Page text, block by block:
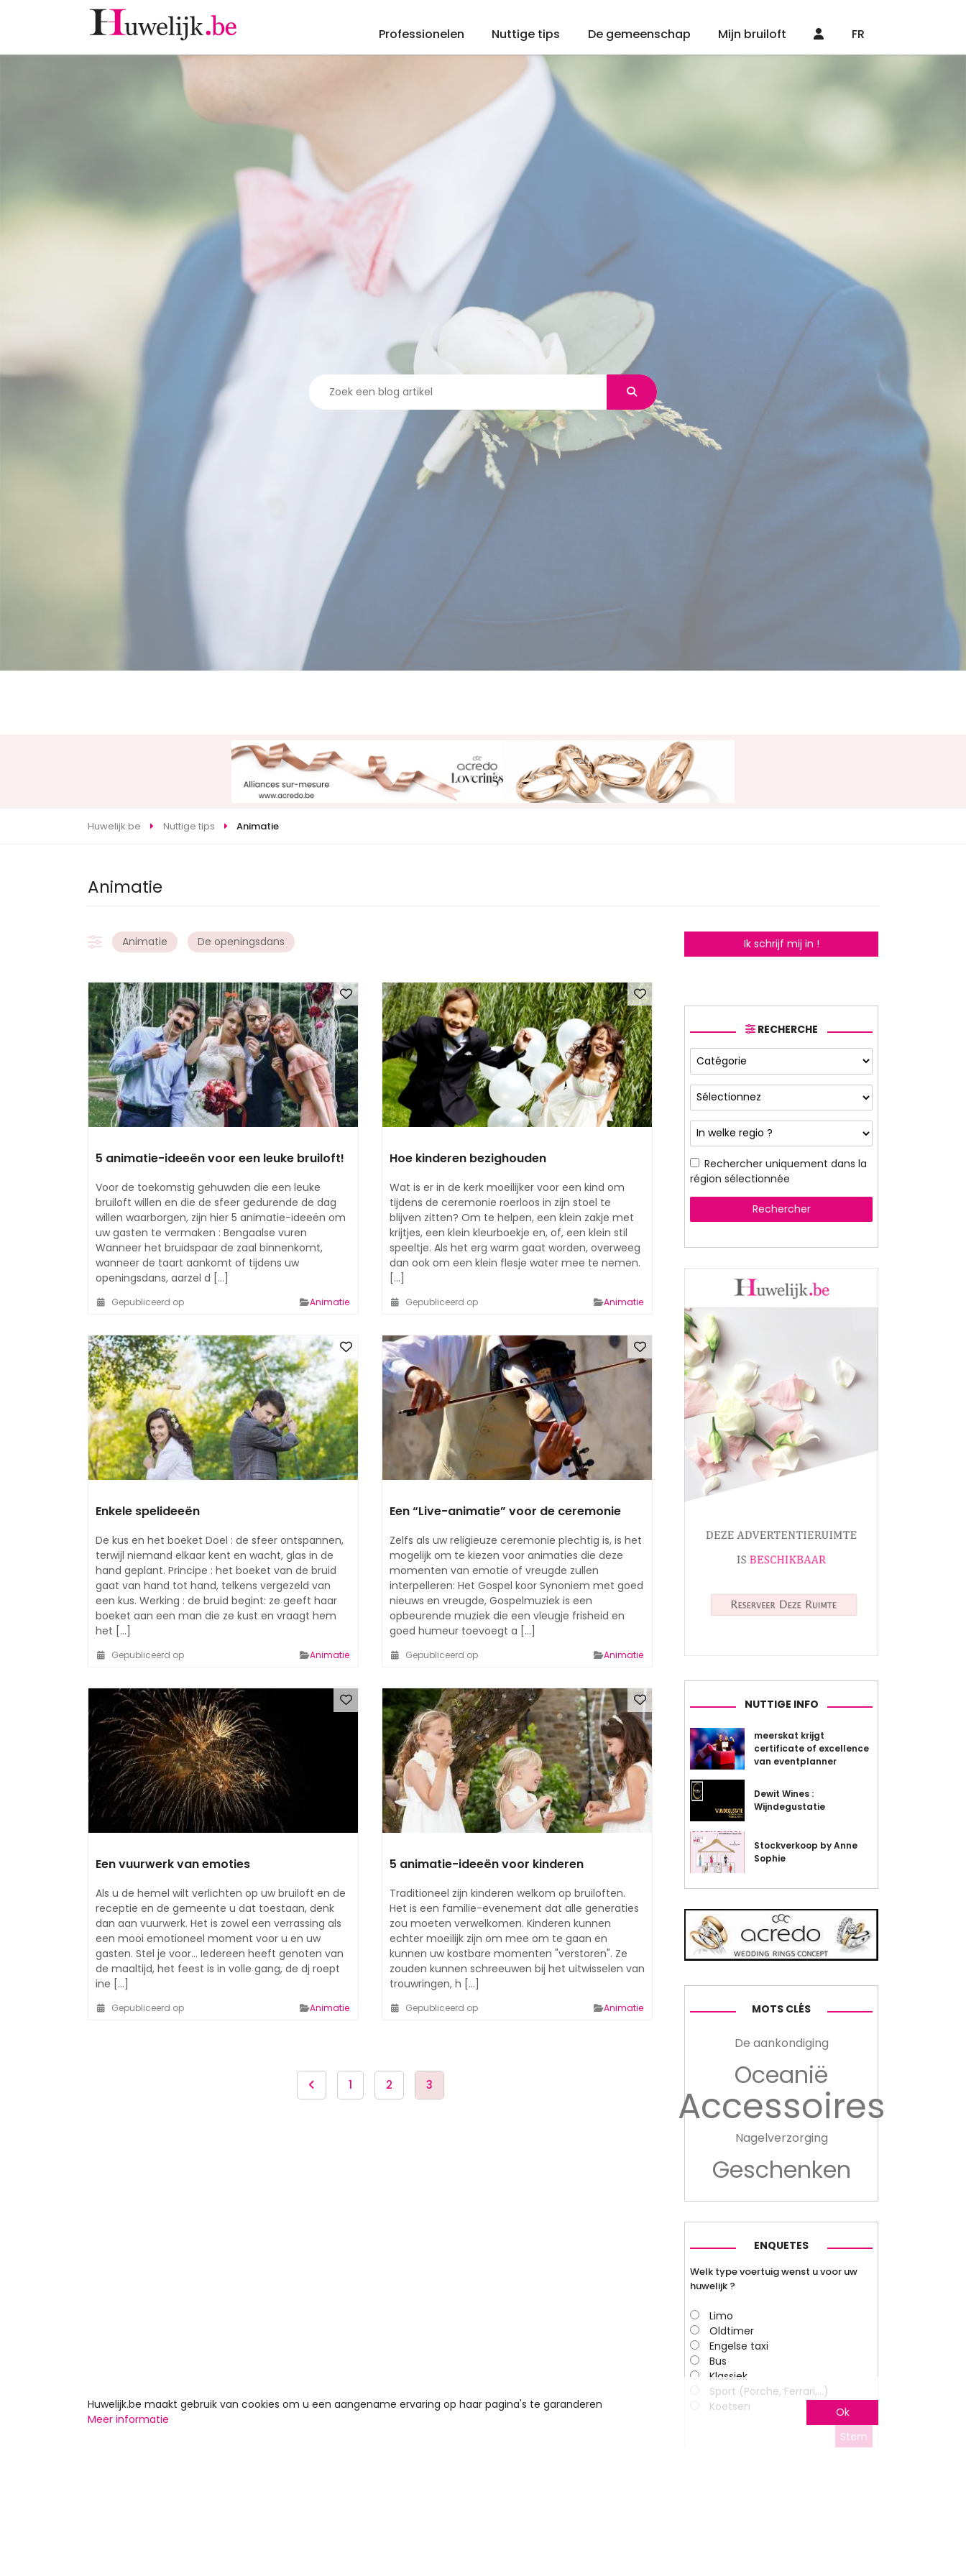
Professionelen Nuttige tips De gemeenschap Mijn bruiloft FR
Huwelijk.be Nuttige tips Animatie
Animatie
Animatie De openingsdans
5 animatie-ideeën voor een leuke bruiloft!
Voor de toekomstig gehuwden die een leuke
bruiloft willen en die de sfeer gedurende de dag
willen waarborgen, zijn hier 5 animatie-ideeën om
uw gasten te vermaken : Bengaalse vuren
Wanneer het bruidspaar de zaal binnenkomt,
wanneer de taart aankomt of tijdens uw
openingsdans, aarzel d [...]
Gepubliceerd op Animatie
Hoe kinderen bezighouden
Wat is er in de kerk moeilijker voor een kind om
tijdens de ceremonie roerloos in zijn stoel te
blijven zitten? Om te helpen, een klein zakje met
krijtjes, een klein kleurboekje en, of, een klein stil
speeltje. Als het erg warm gaat worden, overweeg
dan ook om een klein flesje water mee te nemen.
[...]
Gepubliceerd op Animatie
Enkele spelideeën
De kus en het boeket Doel : de sfeer ontspannen,
terwijl niemand elkaar kent en wacht, glas in de
hand geplant. Principe : het boeket van de bruid
gaat van hand tot hand, telkens vergezeld van
een kus. Werking : de bruid begint: ze geeft haar
boeket aan een man die ze kust en vraagt hem
het [...]
Gepubliceerd op Animatie
Een “Live-animatie” voor de ceremonie
Zelfs als uw religieuze ceremonie plechtig is, is het
mogelijk om te kiezen voor animaties die deze
momenten van emotie of vreugde zullen
interpelleren: Het Gospel koor Synoniem met goed
nieuws en vreugde, Gospelmuziek is een
opbeurende muziek die een vleugje frisheid en
goed humeur toevoegt a [...]
Gepubliceerd op Animatie
Een vuurwerk van emoties
Als u de hemel wilt verlichten op uw bruiloft en de
receptie en de gemeente u dat toestaan, denk
dan aan vuurwerk. Het is zowel een verrassing als
een mooi emotioneel moment voor u en uw
gasten. Stel je voor... Iedereen heeft genoten van
de maaltijd, het feest is in volle gang, de dj roept
ine [...]
Gepubliceerd op Animatie
5 animatie-ideeën voor kinderen
Traditioneel zijn kinderen welkom op bruiloften.
Het is een familie-evenement dat alle generaties
zou moeten verwelkomen. Kinderen kunnen
echter moeilijk zijn om mee om te gaan en
kunnen uw kostbare momenten "verstoren". Ze
zouden kunnen schreeuwen bij het uitwisselen van
trouwringen, h [...]
Gepubliceerd op Animatie
1 2 3
Ik schrijf mij in !
RECHERCHE
Rechercher uniquement dans la
région sélectionnée
Rechercher
NUTTIGE INFO
meerskat krijgt
certificate of excellence
van eventplanner
Dewit Wines :
Wijndegustatie
Stockverkoop by Anne
Sophie
MOTS CLÉS
De aankondiging
Oceanië
Accessoires
Nagelverzorging
Geschenken
ENQUETES
Welk type voertuig wenst u voor uw
huwelijk ?
Limo
Oldtimer
Engelse taxi
Bus
Klassiek
Sport (Porche, Ferrari,…)
Koetsen
Stem
Huwelijk.be maakt gebruik van cookies om u een aangename ervaring op haar pagina's te garanderen
Meer informatie
Ok